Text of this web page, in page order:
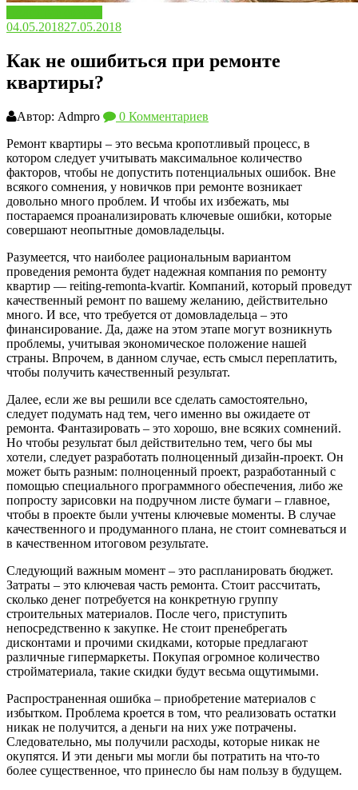
04.05.201827.05.2018
Как не ошибиться при ремонте
квартиры?
Автор: Admpro
0 Комментариев
Ремонт квартиры – это весьма кропотливый процесс, в
котором следует учитывать максимальное количество
факторов, чтобы не допустить потенциальных ошибок. Вне
всякого сомнения, у новичков при ремонте возникает
довольно много проблем. И чтобы их избежать, мы
постараемся проанализировать ключевые ошибки, которые
совершают неопытные домовладельцы.
Разумеется, что наиболее рациональным вариантом
проведения ремонта будет надежная компания по ремонту
квартир — reiting-remonta-kvartir. Компаний, который проведут
качественный ремонт по вашему желанию, действительно
много. И все, что требуется от домовладельца – это
финансирование. Да, даже на этом этапе могут возникнуть
проблемы, учитывая экономическое положение нашей
страны. Впрочем, в данном случае, есть смысл переплатить,
чтобы получить качественный результат.
Далее, если же вы решили все сделать самостоятельно,
следует подумать над тем, чего именно вы ожидаете от
ремонта. Фантазировать – это хорошо, вне всяких сомнений.
Но чтобы результат был действительно тем, чего бы мы
хотели, следует разработать полноценный дизайн-проект. Он
может быть разным: полноценный проект, разработанный с
помощью специального программного обеспечения, либо же
попросту зарисовки на подручном листе бумаги – главное,
чтобы в проекте были учтены ключевые моменты. В случае
качественного и продуманного плана, не стоит сомневаться и
в качественном итоговом результате.
Следующий важным момент – это распланировать бюджет.
Затраты – это ключевая часть ремонта. Стоит рассчитать,
сколько денег потребуется на конкретную группу
строительных материалов. После чего, приступить
непосредственно к закупке. Не стоит пренебрегать
дисконтами и прочими скидками, которые предлагают
различные гипермаркеты. Покупая огромное количество
стройматериала, такие скидки будут весьма ощутимыми.
Распространенная ошибка – приобретение материалов с
избытком. Проблема кроется в том, что реализовать остатки
никак не получится, а деньги на них уже потрачены.
Следовательно, мы получили расходы, которые никак не
окупятся. И эти деньги мы могли бы потратить на что-то
более существенное, что принесло бы нам пользу в будущем.